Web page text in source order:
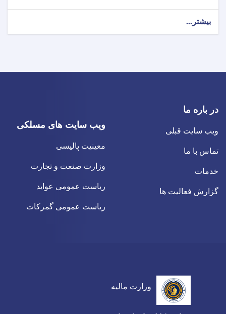
بیشتر...
در باره ما
ویب سایت قبلی
تماس با ما
خدمات
گزارش فعالیت ها
ویب سایت های مسلکی
معینیت پالیسی
وزارت صنعت و تجارت
ریاست عمومی عواید
ریاست عمومی گمرکات
وزارت مالیه